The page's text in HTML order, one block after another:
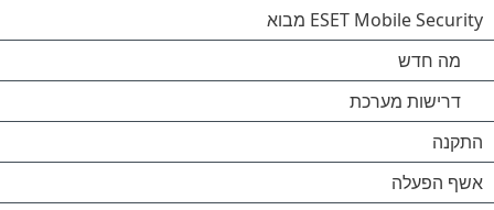
ESET Mobile Security מבוא
מה חדש
דרישות מערכת
התקנה
אשף הפעלה